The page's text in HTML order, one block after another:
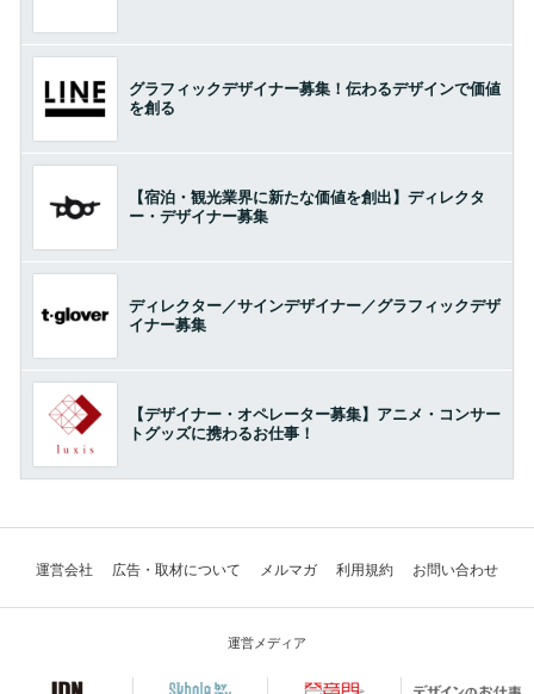
グラフィックデザイナー募集！伝わるデザインで価値
を創る
【宿泊・観光業界に新たな価値を創出】ディレクタ
ー・デザイナー募集
ディレクター／サインデザイナー／グラフィックデザ
イナー募集
【デザイナー・オペレーター募集】アニメ・コンサー
トグッズに携わるお仕事！
運営会社 広告・取材について メルマガ 利用規約 お問い合わせ
運営メディア